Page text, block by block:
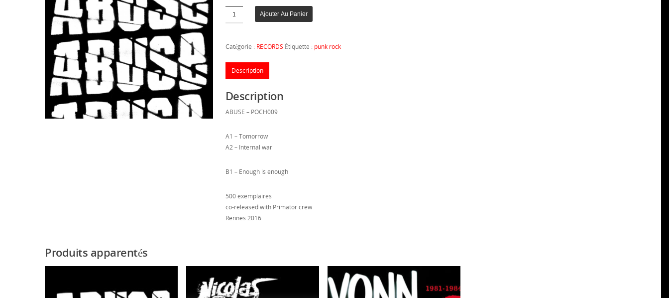
Quantité Ajouter Au Panier
Catégorie : RECORDS Étiquette : punk rock
Description
Description
ABUSE – POCH009
A1 – Tomorrow
A2 – Internal war
B1 – Enough is enough
500 exemplaires
co-released with Primator crew
Rennes 2016
Produits apparentés